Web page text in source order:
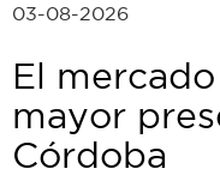
03-08-2026
El
mayor
Córdoba